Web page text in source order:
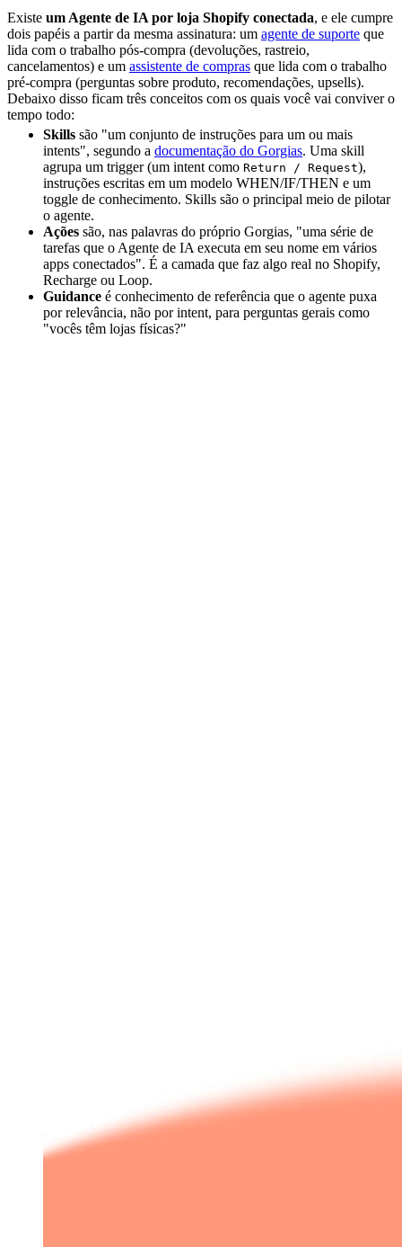
Existe um Agente de IA por loja Shopify conectada, e ele cumpre
dois papéis a partir da mesma assinatura: um agente de suporte que
lida com o trabalho pós-compra (devoluções, rastreio,
cancelamentos) e um assistente de compras que lida com o trabalho
pré-compra (perguntas sobre produto, recomendações, upsells).
Debaixo disso ficam três conceitos com os quais você vai conviver o
tempo todo:
Skills são "um conjunto de instruções para um ou mais
intents", segundo a documentação do Gorgias. Uma skill
agrupa um trigger (um intent como Return / Request),
instruções escritas em um modelo WHEN/IF/THEN e um
toggle de conhecimento. Skills são o principal meio de pilotar
o agente.
Ações são, nas palavras do próprio Gorgias, "uma série de
tarefas que o Agente de IA executa em seu nome em vários
apps conectados". É a camada que faz algo real no Shopify,
Recharge ou Loop.
Guidance é conhecimento de referência que o agente puxa
por relevância, não por intent, para perguntas gerais como
"vocês têm lojas físicas?"